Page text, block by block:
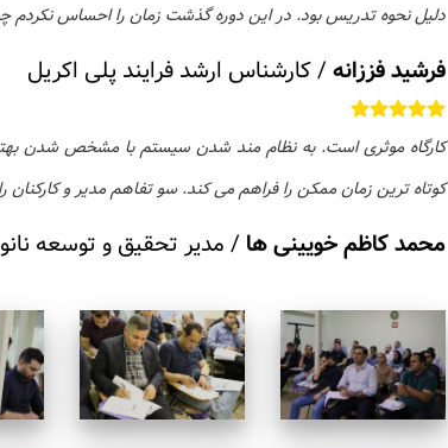
دلیل نحوه تدریس بود. در این دوره گذشت زمان را احساس نکردم
فرشید فززانه /کارشناس ارشد فرایند پلی اکریل
کارگاه موثری است. به نظام مند شدن سیستم با مشخص شدن
کوتاه ترین زمان ممکن را فراهم می کند. سو تفاهم مدیر و
محمد کاظم خویینی ها / مدیر تحقیق و توسعه نانو